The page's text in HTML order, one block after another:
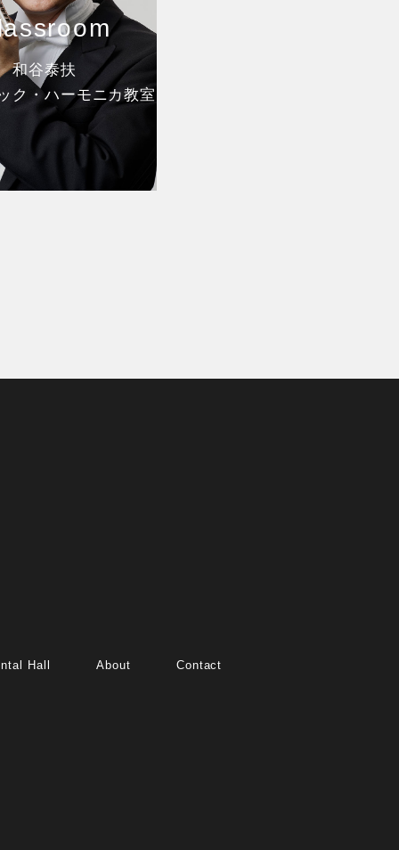
和谷泰扶
ク・ハーモニカ教室
Hall About Contact